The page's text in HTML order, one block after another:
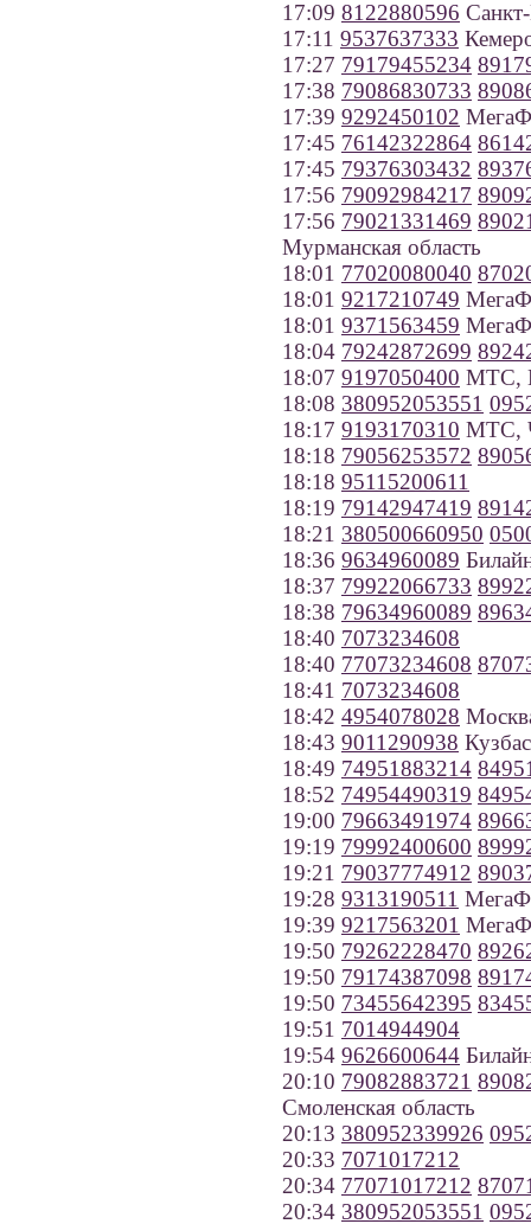
17:09 8122880596
17:11 9537637333
17:27 79179455234
17:38 79086830733
17:39 9292450102
17:45 76142322864
17:45 79376303432
17:56 79092984217
17:56 79021331469
Мурманская область
18:01 77020080040
18:01 9217210749
18:01 9371563459
18:04 79242872699
18:07 9197050400 МТС,
18:08 380952053551
18:17 9193170310 МТС,
18:18 79056253572
18:18 95115200611
18:19 79142947419
18:21 380500660950
18:36 9634960089
18:37 79922066733
18:38 79634960089
18:40 7073234608
18:40 77073234608
18:41 7073234608
18:42 4954078028
18:43 9011290938
18:49 74951883214
18:52 74954490319
19:00 79663491974
19:19 79992400600
19:21 79037774912
19:28 9313190511
19:39 9217563201
19:50 79262228470
19:50 79174387098
19:50 73455642395
19:51 7014944904
19:54 9626600644
20:10 79082883721
Смоленская область
20:13 380952339926
20:33 7071017212
20:34 77071017212
20:34 380952053551